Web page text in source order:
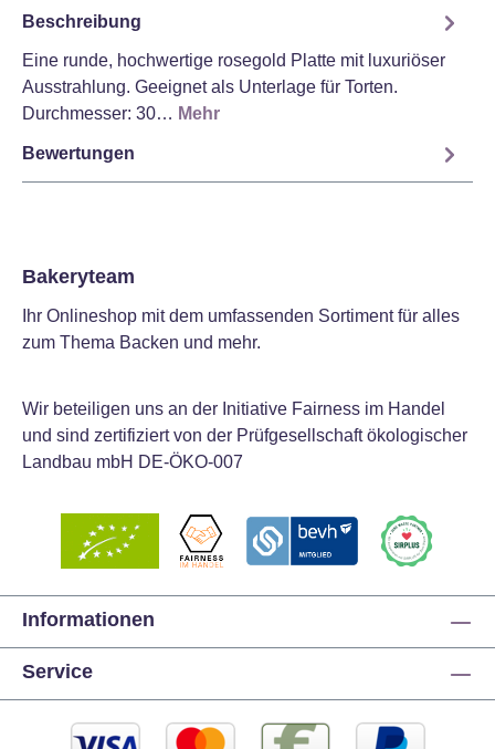
Beschreibung
Eine runde, hochwertige rosegold Platte mit luxuriöser
Ausstrahlung. Geeignet als Unterlage für Torten.
Durchmesser: 30… Mehr
Bewertungen
Bakeryteam
Ihr Onlineshop mit dem umfassenden Sortiment für alles
zum Thema Backen und mehr.
Wir beteiligen uns an der Initiative Fairness im Handel
und sind zertifiziert von der Prüfgesellschaft ökologischer
Landbau mbH DE-ÖKO-007
Informationen
Service